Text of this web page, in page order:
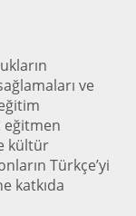
ve
eğitmen
kültür
Türkçe’yi
katkıda